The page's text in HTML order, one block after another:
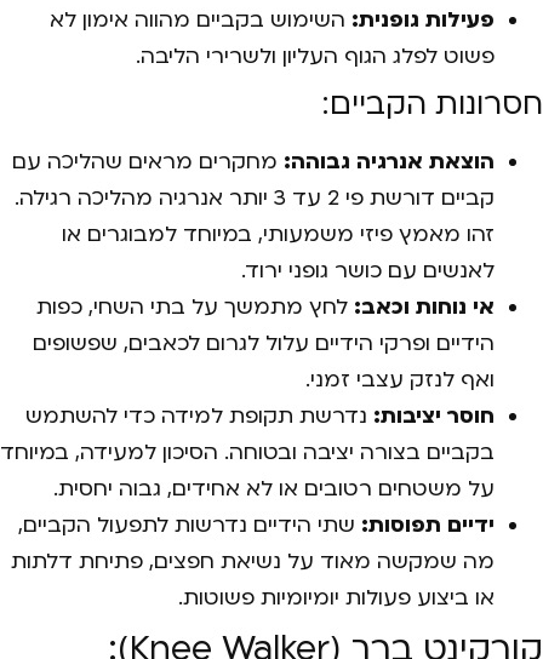
פעילות גופנית: השימוש בקביים מהווה אימון לא
פשוט לפלג הגוף העליון ולשרירי הליבה.
חסרונות הקביים:
הוצאת אנרגיה גבוהה: מחקרים מראים שהליכה עם
קביים דורשת פי 2 עד 3 יותר אנרגיה מהליכה רגילה.
זהו מאמץ פיזי משמעותי, במיוחד למבוגרים או
לאנשים עם כושר גופני ירוד.
אי נוחות וכאב: לחץ מתמשך על בתי השחי, כפות
הידיים ופרקי הידיים עלול לגרום לכאבים, שפשופים
ואף לנזק עצבי זמני.
חוסר יציבות: נדרשת תקופת למידה כדי להשתמש
בקביים בצורה יציבה ובטוחה. הסיכון למעידה, במיוחד
על משטחים רטובים או לא אחידים, גבוה יחסית.
ידיים תפוסות: שתי הידיים נדרשות לתפעול הקביים,
מה שמקשה מאוד על נשיאת חפצים, פתיחת דלתות
או ביצוע פעולות יומיומיות פשוטות.
קורקינט ברך (Knee Walker):